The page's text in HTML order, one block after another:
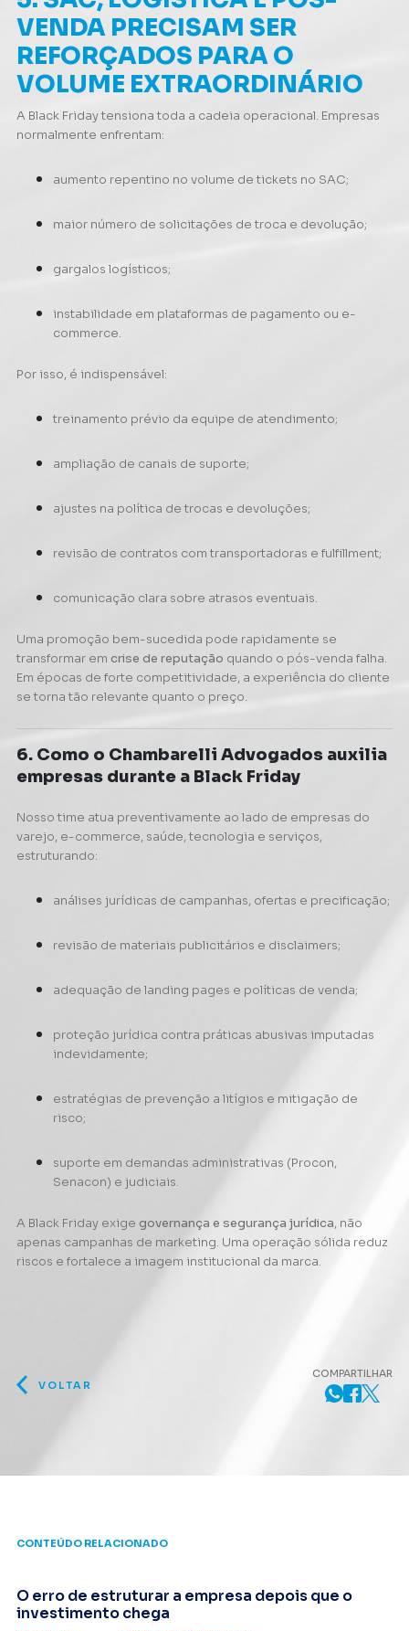
VENDA PRECISAM SER
REFORÇADOS PARA O
VOLUME EXTRAORDINÁRIO
A Black Friday tensiona toda a cadeia operacional. Empresas
normalmente enfrentam:
aumento repentino no volume de tickets no SAC;
maior número de solicitações de troca e devolução;
gargalos logísticos;
instabilidade em plataformas de pagamento ou e-
commerce.
Por isso, é indispensável:
treinamento prévio da equipe de atendimento;
ampliação de canais de suporte;
ajustes na política de trocas e devoluções;
revisão de contratos com transportadoras e fulfillment;
comunicação clara sobre atrasos eventuais.
Uma promoção bem-sucedida pode rapidamente se
transformar em crise de reputação quando o pós-venda falha.
Em épocas de forte competitividade, a experiência do cliente
se torna tão relevante quanto o preço.
6. Como o Chambarelli Advogados auxilia
empresas durante a Black Friday
Nosso time atua preventivamente ao lado de empresas do
varejo, e-commerce, saúde, tecnologia e serviços,
estruturando:
análises jurídicas de campanhas, ofertas e precificação;
revisão de materiais publicitários e disclaimers;
adequação de landing pages e políticas de venda;
proteção jurídica contra práticas abusivas imputadas
indevidamente;
estratégias de prevenção a litígios e mitigação de
risco;
suporte em demandas administrativas (Procon,
Senacon) e judiciais.
A Black Friday exige governança e segurança jurídica, não
apenas campanhas de marketing. Uma operação sólida reduz
riscos e fortalece a imagem institucional da marca.
VOLTAR
COMPARTILHAR
CONTEÚDO RELACIONADO
O erro de estruturar a empresa depois que o
investimento chega